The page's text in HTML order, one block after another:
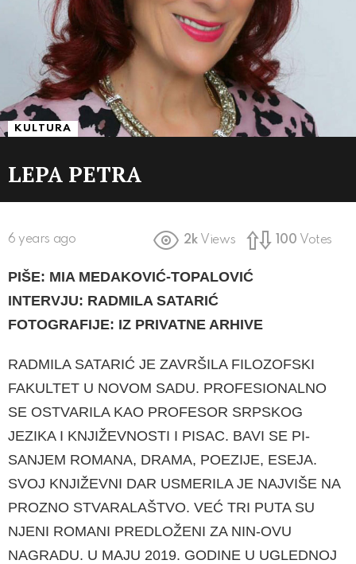
KULTURA
LEPA PETRA
6 years ago 2k Views 100 Votes
PIŠE: MIA MEDAKOVIĆ-TOPALOVIĆ
INTERVJU: RADMILA SATARIĆ
FOTOGRAFIJE: IZ PRIVATNE ARHIVE
RADMILA SATARIĆ JE ZAVRŠILA FILOZOFSKI
FAKULTET U NOVOM SADU. PROFESIONAL­NO
SE OSTVARILA KAO PROFESOR SRPSKOG
JEZIKA I KNJIŽEVNOSTI I PISAC. BAVI SE PI­
SANJEM ROMANA, DRAMA, POEZIJE, ESEJA.
SVOJ KNJIŽEVNI DAR USMERILA JE NAJVIŠE NA
PROZNO STVARALAŠTVO. VEĆ TRI PUTA SU
NJENI ROMANI PREDLOŽENI ZA NIN-OVU
NAGRADU. U MAJU 2019. GODINE U UGLED­NOJ